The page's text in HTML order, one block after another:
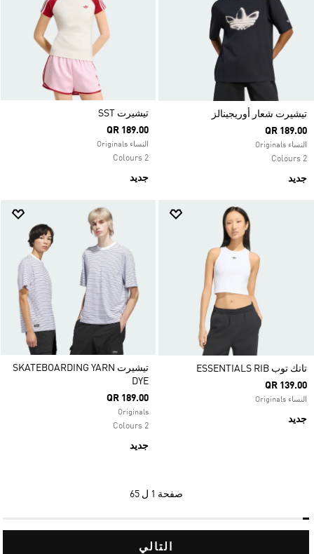
تيشيرت شعار أوريجينالز
QR 189.00
النساء Originals
2 Colours
جديد
تيشيرت SST
QR 189.00
النساء Originals
2 Colours
جديد
تانك توب ESSENTIALS RIB
QR 139.00
النساء Originals
جديد
تيشيرت SKATEBOARDING YARN
DYE
QR 189.00
Originals
2 Colours
جديد
صفحة 1 ل 65
التالي